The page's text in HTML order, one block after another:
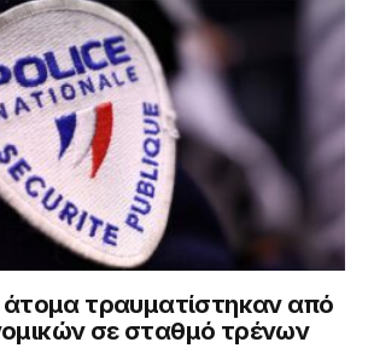
άτομα τραυματίστηκαν από
σε σταθμό τρένων